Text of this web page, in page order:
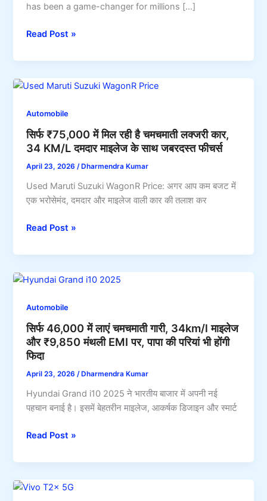
has been a game-changer for millions […]
PM
20th
Installment
Date
Check
Payment
Status,
Beneficiary
&
Latest
Read Post »
Automobile
सिर्फ ₹75,000 में मिल रही है चमचमाती लक्जरी कार,
34 KM/L दमदार माइलेज के साथ जबरदस्त फीचर्स
April 23, 2026/ Dharmendra Kumar
Used Maruti Suzuki WagonR Price: अगर आप कम बजट में
एक भरोसेमंद, दमदार और माइलेज वाली कार की तलाश कर
सिर्फ
में
मिल
रही
चमचमाती
लक्जरी
कार,
34
KM/L
माइलेज
के
जबरदस्त
Read Post »
Automobile
सिर्फ 46,000 में लाएं चमचमाती गारी, 34km/l माइलेज
और ₹9,850 मंथली EMI पर, पापा की परियां भी होंगी
फिदा
April 23, 2026/Dharmendra Kumar
Hyundai Grand i10 2025 ने भारतीय बाजार में अपनी नई
पहचान बनाई है। इसमें बेहतरीन माइलेज, आकर्षक डिजाइन और स्मार्ट
सिर्फ
में
लाएं
चमचमाती
Read Post »